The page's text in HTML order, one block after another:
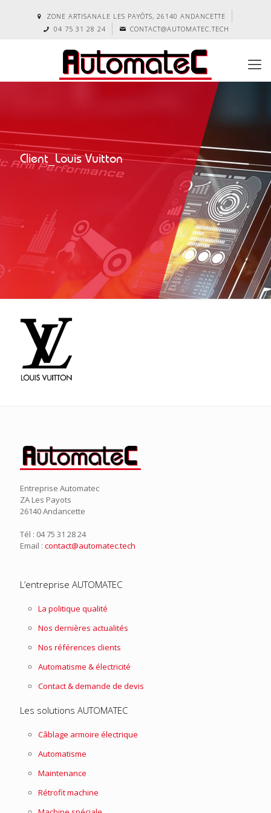
ZONE ARTISANALE LES PAYÔTS, 26140 ANDANCETTE
04 75 31 28 24
CONTACT@AUTOMATEC.TECH
Client_Louis Vuitton
Entreprise Automatec
ZA Les Payots
26140 Andancette
Tél : 04 75 31 28 24
Email : contact@automatec.tech
L’entreprise AUTOMATEC
La politique qualité
Nos dernières actualités
Nos références clients
Automatisme & électricité
Contact & demande de devis
Les solutions AUTOMATEC
Câblage armoire électrique
Automatisme
Maintenance
Rétrofit machine